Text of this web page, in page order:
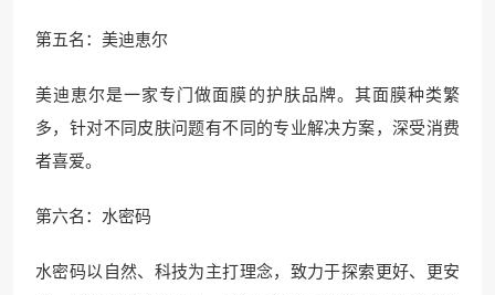
第五名：美迪恵尔
美迪恵尔是一家专门做面膜的护肤品牌。其面膜种类繁
多，针对不同皮肤问题有不同的专业解决方案，深受消费
者喜爱。
第六名：水密码
水密码以自然、科技为主打理念，致力于探索更好、更安